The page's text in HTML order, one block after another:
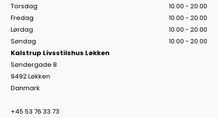
Torsdag
10.00 - 20.00
Fredag
10.00 - 20.00
Lørdag
10.00 - 20.00
Søndag
10.00 - 20.00
Kalstrup Livsstilshus Løkken
Søndergade 8
9492 Løkken
Danmark
+45 53 76 33 73